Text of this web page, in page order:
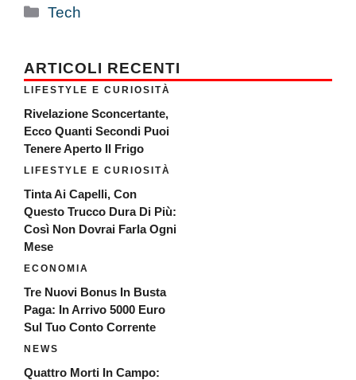
Categorie
Tech
ARTICOLI RECENTI
LIFESTYLE E CURIOSITÀ
Rivelazione Sconcertante,
Ecco Quanti Secondi Puoi
Tenere Aperto Il Frigo
LIFESTYLE E CURIOSITÀ
Tinta Ai Capelli, Con
Questo Trucco Dura Di Più:
Così Non Dovrai Farla Ogni
Mese
ECONOMIA
Tre Nuovi Bonus In Busta
Paga: In Arrivo 5000 Euro
Sul Tuo Conto Corrente
NEWS
Quattro Morti In Campo: